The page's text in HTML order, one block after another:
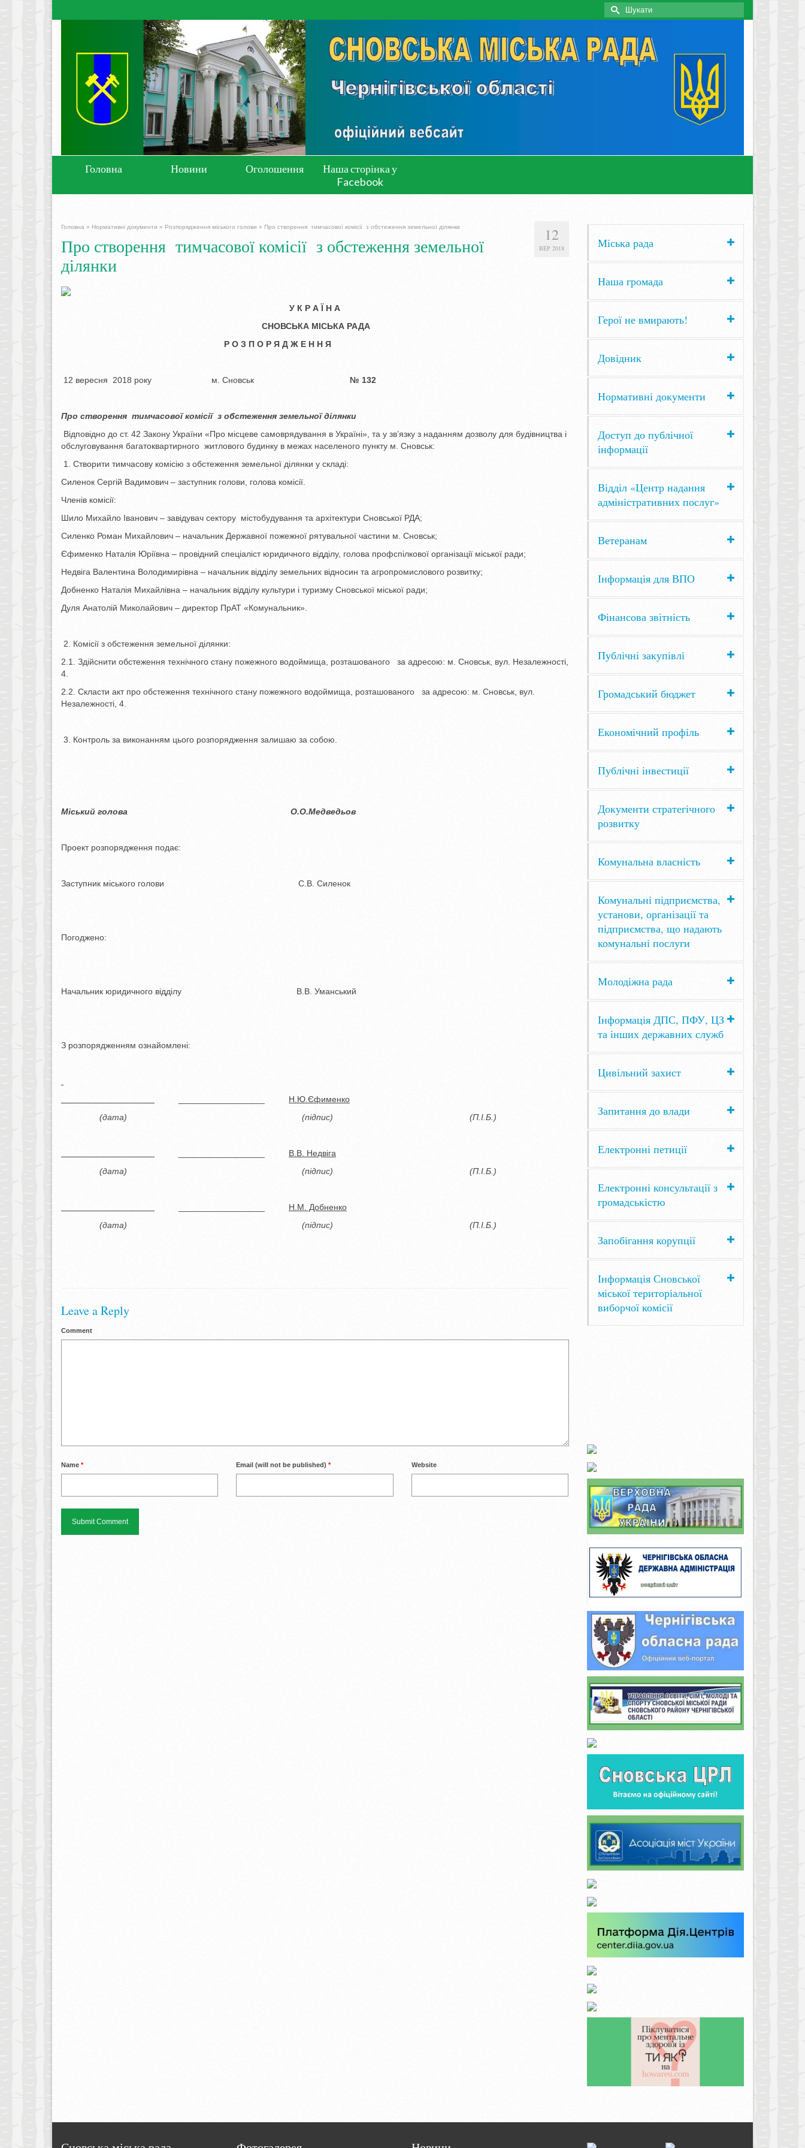
Search
for:
Головна Новини Оголошення
Наша сторінка у
Facebook
12
ВЕР 2018
Головна » Нормативні документи » Розпорядження міського голови » Про створення тимчасової комісії з обстеження земельної ділянки
Про створення тимчасової комісії з обстеження земельної
ділянки
У К Р А Ї Н А
СНОВСЬКА МІСЬКА РАДА
Р О З П О Р Я Д Ж Е Н Н Я
12 вересня 2018 року м. Сновськ № 132
Про створення тимчасової комісії з обстеження земельної ділянки
Відповідно до ст. 42 Закону України «Про місцеве самоврядування в Україні», та у зв’язку з наданням дозволу для будівництва і
обслуговування багатоквартирного житлового будинку в межах населеного пункту м. Сновськ:
Створити тимчасову комісію з обстеження земельної ділянки у складі:
Силенок Сергій Вадимович – заступник голови, голова комісії.
Членів комісії:
Шило Михайло Іванович – завідувач сектору містобудування та архітектури Сновської РДА;
Силенко Роман Михайлович – начальник Державної пожежної рятувальної частини м. Сновськ;
Єфименко Наталія Юріївна – провідний спеціаліст юридичного відділу, голова профспілкової організації міської ради;
Недвіга Валентина Володимирівна – начальник відділу земельних відносин та агропромислового розвитку;
Добненко Наталія Михайлівна – начальник відділу культури і туризму Сновської міської ради;
Дуля Анатолій Миколайович – директор ПрАТ «Комунальник».
Комісії з обстеження земельної ділянки:
2.1. Здійснити обстеження технічного стану пожежного водоймища, розташованого за адресою: м. Сновськ, вул. Незалежності,
4.
2.2. Скласти акт про обстеження технічного стану пожежного водоймища, розташованого за адресою: м. Сновськ, вул.
Незалежності, 4.
Контроль за виконанням цього розпорядження залишаю за собою.
Міський голова О.О.Медведьов
Проект розпорядження подає:
Заступник міського голови С.В. Силенок
Погоджено:
Начальник юридичного відділу В.В. Уманський
З розпорядженням ознайомлені:
Н.Ю.Єфименко
(дата) (підпис)
(П.І.Б.)
В.В. Недвіга
(дата) (підпис)
(П.І.Б.)
Н.М.
Добненко
(дата) (підпис)
(П.І.Б.)
Leave a Reply
Comment
Name * Email (will not be published)* Website
Міська рада
Наша громада
Герої не вмирають!
Довідник
Нормативні документи
Доступ до публічної
інформації
Відділ «Центр надання
адміністративних послуг»
Ветеранам
Інформація для ВПО
Фінансова звітність
Публічні закупівлі
Громадський бюджет
Економічний профіль
Публічні інвестиції
Документи стратегічного
розвитку
Комунальна власність
Комунальні підприємства,
установи, організації та
підприємства, що надають
комунальні послуги
Молодіжна рада
Інформація ДПС, ПФУ, ЦЗ
та інших державних служб
Цивільний захист
Запитання до влади
Електронні петиції
Електронні консультації з
громадськістю
Запобігання корупції
Інформація Сновської
міської територіальної
виборчої комісії